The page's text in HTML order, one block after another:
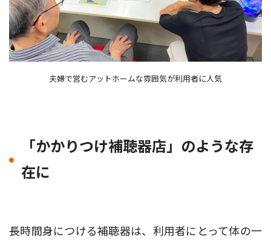
夫婦で営むアットホームな雰囲気が利用者に人気
「かかりつけ補聴器店」のような存
在に
長時間身につける補聴器は、利用者にとって体の一